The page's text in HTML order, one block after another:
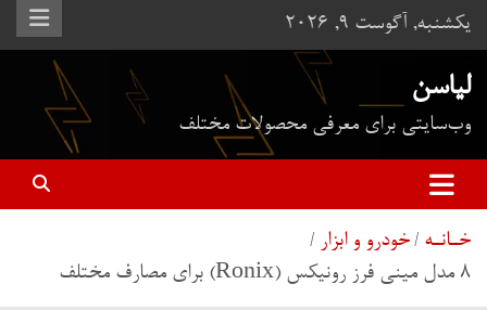
محتوایکشنبه, آگوست 9, 2026
لیاسن
وب‌سایتی برای معرفی محصولات مختلف
خـانـه
خودرو و ابزار
8 مدل مینی فرز رونیکس (Ronix) برای مصارف مختلف